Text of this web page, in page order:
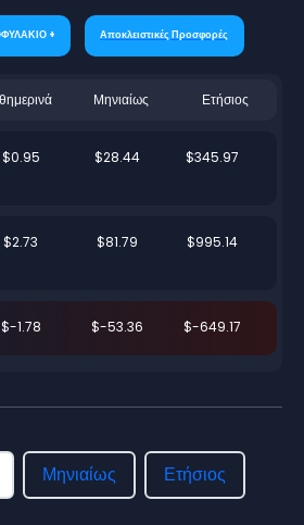
+ Αποκλειστικές Προσφορές
Μηνιαίως Ετήσιος
$0.95 $28.44 $345.97
$2.73 $81.79 $995.14
$-1.78 $-53.36 $-649.17
Μηνιαίως Ετήσιος